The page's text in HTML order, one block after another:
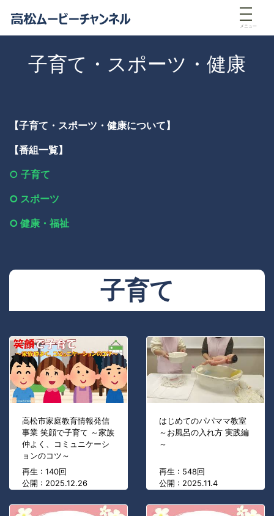
メニュー
子育て・スポーツ・健康
【子育て・スポーツ・健康について】
【番組一覧】
○ 子育て
○ スポーツ
○ 健康・福祉
子育て
高松市家庭教育情報発信
事業 笑顔で子育て ～家族
仲よく、コミュニケーシ
ョンのコツ～
再生 : 140回
公開 : 2025.12.26
はじめてのパパママ教室
～お風呂の入れ方 実践編
～
再生 : 548回
公開 : 2025.11.4